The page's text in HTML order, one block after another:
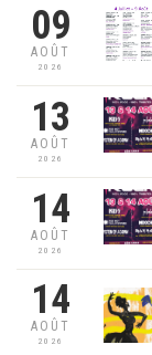
09
AOÛT
2026
13
AOÛT
2026
14
AOÛT
2026
14
AOÛT
2026